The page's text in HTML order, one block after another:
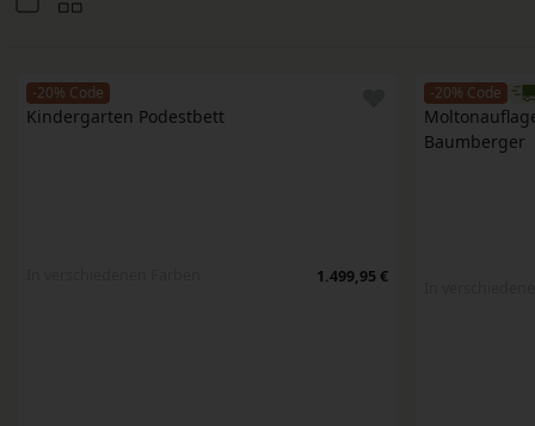
-20% Code
Kindergarten Podestbett
1.499,95 €
-20% Code
Baumberger